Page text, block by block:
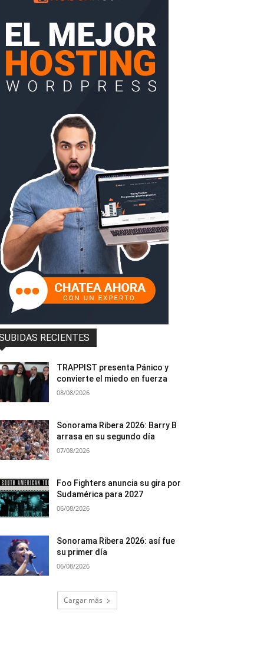
RECIENTES
TRAPPIST presenta Pánico y
convierte el miedo en fuerza
08/08/2026
Sonorama Ribera 2026: Barry B
arrasa en su segundo día
07/08/2026
Foo Fighters anuncia su gira por
Sudamérica para 2027
06/08/2026
Sonorama Ribera 2026: así fue
su primer día
06/08/2026
Cargar más